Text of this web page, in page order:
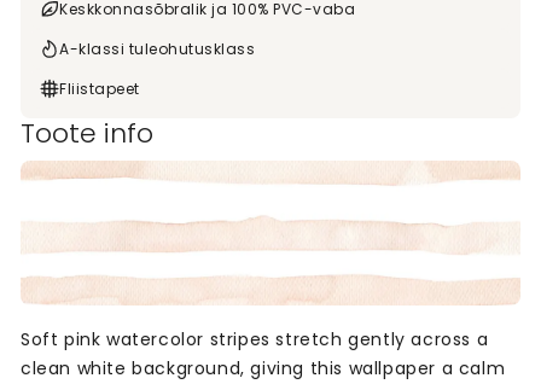
Keskkonnasõbralik ja 100% PVC-vaba
A-klassi tuleohutusklass
Fliistapeet
Toote info
Soft pink watercolor stripes stretch gently across a
clean white background, giving this wallpaper a calm